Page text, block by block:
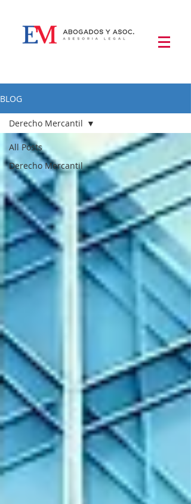
BLOG
All Posts
Derecho Mercantil
Derecho Mercantil